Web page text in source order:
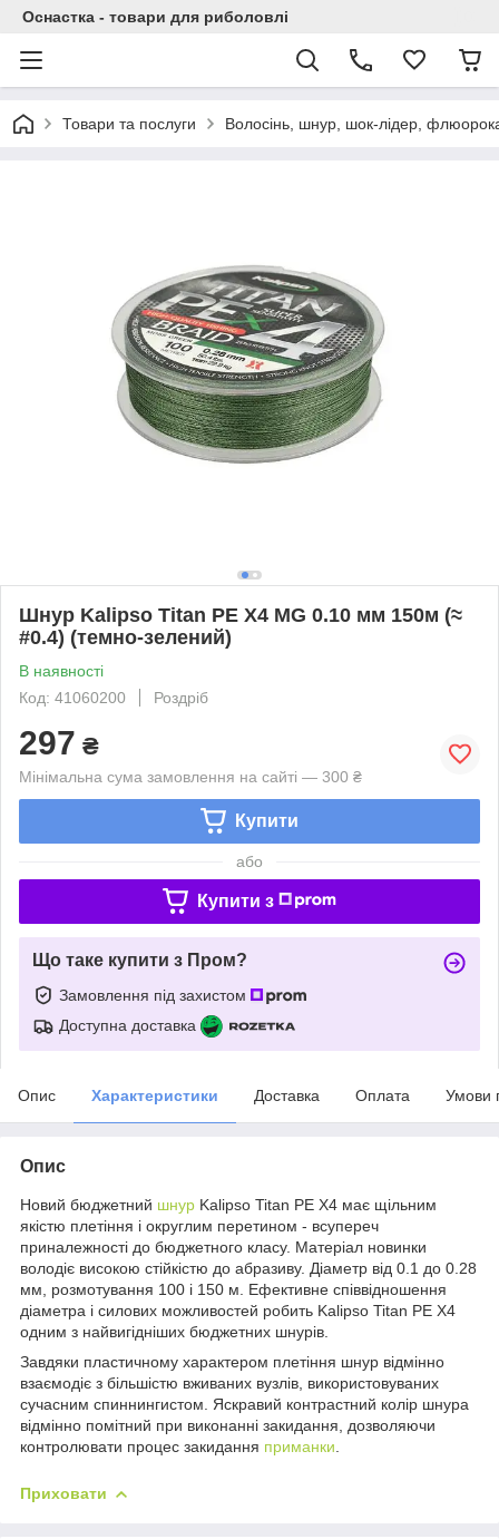
Оснастка - товари для риболовлі
Товари та послуги Волосінь, шнур, шок-лідер,
Шнур Kalipso Titan PE X4 MG 0.10 мм 150м (≈
#0.4) (темно-зелений)
В наявності
Код: 41060200
Роздріб
297 ₴
Мінімальна сума замовлення на сайті — 300 ₴
Купити
або
Купити з
Що таке купити з Пром?
Замовлення під захистом
Доступна доставка
Опис Характеристики Доставка Оплата Умови
Опис
Новий бюджетний шнур Kalipso Titan PE X4 має щільним
якістю плетіння і округлим перетином - всупереч
приналежності до бюджетного класу. Матеріал новинки
володіє високою стійкістю до абразиву. Діаметр від 0.1 до 0.28
мм, розмотування 100 і 150 м. Ефективне співвідношення
діаметра і силових можливостей робить Kalipso Titan PE X4
одним з найвигідніших бюджетних шнурів.
Завдяки пластичному характером плетіння шнур відмінно
взаємодіє з більшістю вживаних вузлів, використовуваних
сучасним спиннингистом. Яскравий контрастний колір шнура
відмінно помітний при виконанні закидання, дозволяючи
контролювати процес закидання приманки
Приховати